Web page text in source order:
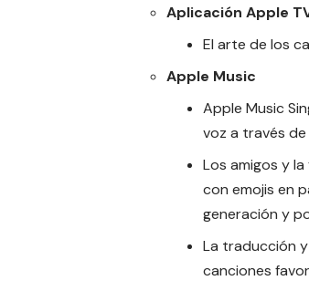
Aplicación Apple
El arte de los
Apple Music
Apple Music
voz a través
Los amigos y
con emojis en
generación y
La traducción
canciones